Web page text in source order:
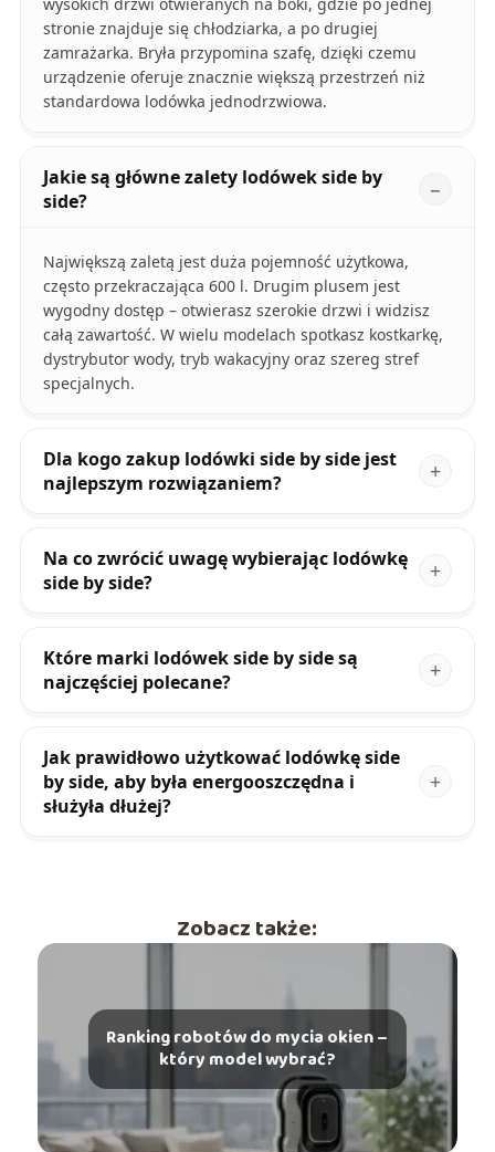
stronie znajduje się chłodziarka, a po drugiej
zamrażarka. Bryła przypomina szafę, dzięki czemu
urządzenie oferuje znacznie większą przestrzeń niż
standardowa lodówka jednodrzwiowa.
Jakie są główne zalety lodówek side by
side?
Największą zaletą jest duża pojemność użytkowa,
często przekraczająca 600 l. Drugim plusem jest
wygodny dostęp – otwierasz szerokie drzwi i widzisz
całą zawartość. W wielu modelach spotkasz kostkarkę,
dystrybutor wody, tryb wakacyjny oraz szereg stref
specjalnych.
Dla kogo zakup lodówki side by side jest
najlepszym rozwiązaniem?
Na co zwrócić uwagę wybierając lodówkę
side by side?
Które marki lodówek side by side są
najczęściej polecane?
Jak prawidłowo użytkować lodówkę side
by side, aby była energooszczędna i
służyła dłużej?
Zobacz także:
Ranking robotów do mycia okien –
który model wybrać?